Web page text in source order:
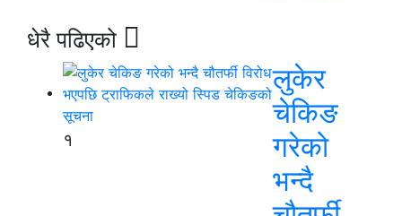
धेरै पढिएको
१
लुकेर
चेकिङ
गरेको
भन्दै